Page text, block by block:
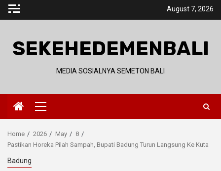
Skip
August 7, 2026
SEKEHEDEMENBALI
MEDIA SOSIALNYA SEMETON BALI
Primary
Menu
Home 2026 May
8
Pastikan Horeka Pilah Sampah, Bupati Badung Turun Langsung Ke Kuta
Badung